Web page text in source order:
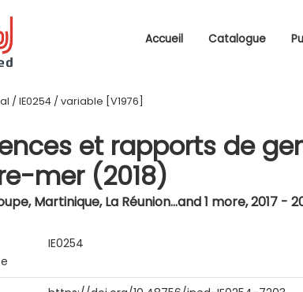
Accueil Catalogue
/ IE0254 / variable [V1976]
et rapports de
mer (2018)
Martinique, La Réunion...and 1 more,2017 -
IE0254